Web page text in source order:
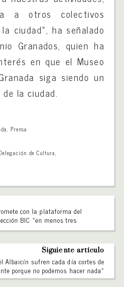
a otros colectivos
ciudad», ha señalado
Granados, quien ha
en que el Museo
siga siendo un
la ciudad.
, Prensa
de Cultura,
con la plataforma del
BIC «en menos tres
Siguiente artículo
Albaicín sufren cada día cortes de
porque no podemos hacer nada»